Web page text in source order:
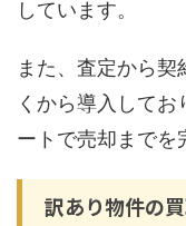
しています。
また、査定から
くから導入して
ートで売却までを
訳あり物件の